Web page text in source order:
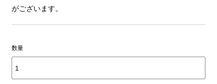
がございます。
数量